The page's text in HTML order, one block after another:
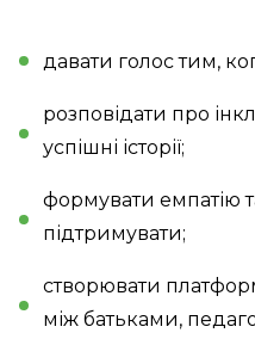
давати голос тим,
розповідати про
успішні історії;
формувати емпатію
підтримувати;
створювати
між батьками,